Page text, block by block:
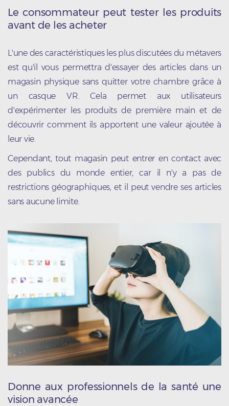
Le consommateur peut tester les produits
avant de les acheter
L'une des caractéristiques les plus discutées du métavers
est qu'il vous permettra d'essayer des articles dans un
magasin physique sans quitter votre chambre grâce à
un casque VR. Cela permet aux utilisateurs
d'expérimenter les produits de première main et de
découvrir comment ils apportent une valeur ajoutée à
leur vie.
Cependant, tout magasin peut entrer en contact avec
des publics du monde entier, car il n'y a pas de
restrictions géographiques, et il peut vendre ses articles
sans aucune limite.
Donne aux professionnels de la santé une
vision avancée